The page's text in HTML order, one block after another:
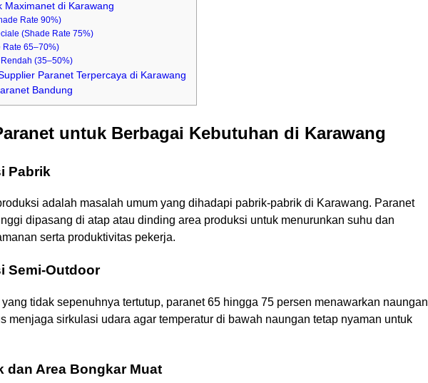
Maximanet di Karawang
Rate 90%)
(Shade Rate 75%)
Rate 65–70%)
(35–50%)
Paranet Terpercaya di Karawang
Bandung
untuk Berbagai Kebutuhan di Karawang
Pabrik
adalah masalah umum yang dihadapi pabrik-pabrik di Karawang. Paranet
dipasang di atap atau dinding area produksi untuk menurunkan suhu dan
serta produktivitas pekerja.
Semi-Outdoor
tidak sepenuhnya tertutup, paranet 65 hingga 75 persen menawarkan naungan
menjaga sirkulasi udara agar temperatur di bawah naungan tetap nyaman untuk
dan Area Bongkar Muat